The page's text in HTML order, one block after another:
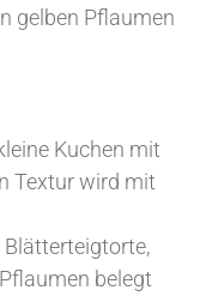
gelben Pflaumen
Kuchen mit
Textur wird mit
Blätterteigtorte,
belegt